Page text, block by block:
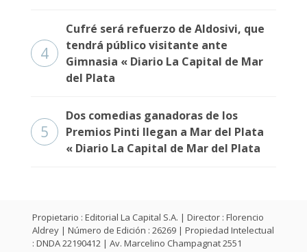
4
Cufré será refuerzo de Aldosivi, que
tendrá público visitante ante
Gimnasia « Diario La Capital de Mar
del Plata
5
Dos comedias ganadoras de los
Premios Pinti llegan a Mar del Plata
« Diario La Capital de Mar del Plata
Propietario : Editorial La Capital S.A. | Director : Florencio
Aldrey | Número de Edición : 26269 | Propiedad Intelectual
: DNDA 22190412 | Av. Marcelino Champagnat 2551